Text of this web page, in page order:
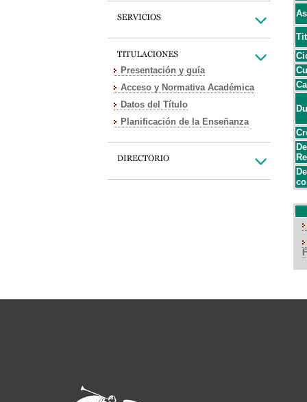
Presentación y guía
Acceso y Normativa Académica
Datos del Título
Planificación de la Enseñanza